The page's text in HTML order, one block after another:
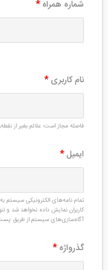
شماره همراه *
نام کاربری *
فاصله مجاز است؛ علائم بغیر از
ایمیل*
تمام نامه‌های الکترونیکی سیستم
کاربران نمایش داده نخواهد شد و
آگاه‌سازی‌های سیستم از طریق
گذرواژه *